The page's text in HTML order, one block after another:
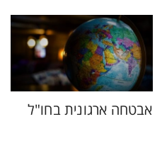
אבטחה ארגונית בחו"ל